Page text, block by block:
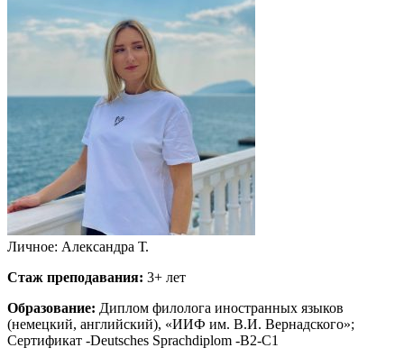
Личное: Александра Т.
Стаж преподавания: 3+ лет
Образование: Диплом филолога иностранных языков
(немецкий, английский), «ИИФ им. В.И. Вернадского»;
Сертификат -Deutsches Sprachdiplom -B2-C1